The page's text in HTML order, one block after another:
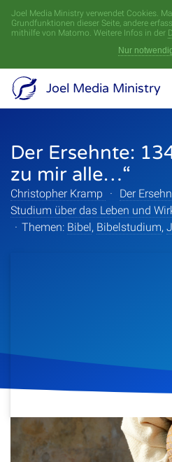
Joel Media Ministry verwendet Cookies.
Grundfunktionen dieser Seite, andere
mithilfe von Matomo. Weitere Infos in der
Nur
Joel Media Ministry
Der Ersehnte:
zu mir alle…“
Christopher Kramp ·
Der
Studium über das Leben und
· Themen: Bibel, Bibelstudium,
13. November 2019 631